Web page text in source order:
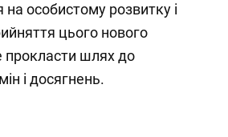
на особистому розвитку і
цього нового
прокласти шлях до
і досягнень.